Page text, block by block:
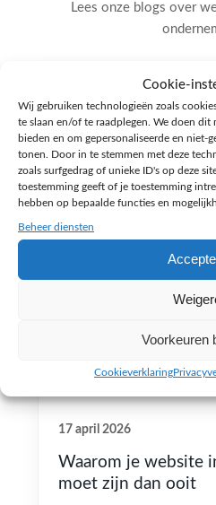
Cookie-
Wij gebruiken technologieën zoals
te slaan en/of te raadplegen. We doen dit
bieden en om gepersonaliseerde en niet-
tonen. Door in te stemmen met deze
zoals surfgedrag of unieke ID's op deze
toestemming geeft of je toestemming
hebben op bepaalde functies en
Beheer diensten
Voorkeuren
Cookieverklaring
Lees onze blogs over
17 april 2026
Waarom je website
moet zijn dan ooit